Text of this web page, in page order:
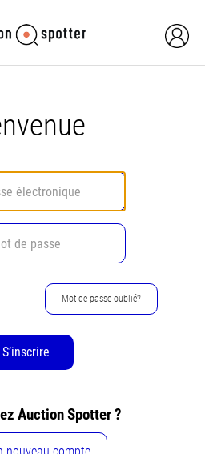
Mot de passe oublié?
S’inscrire
Auction Spotter ?